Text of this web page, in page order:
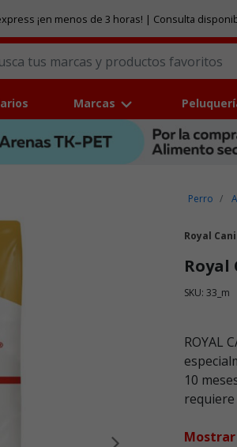
¡en menos de 3 horas! | Consulta
Marcas
Perro
Royal
SKU: 33_m
ROYAL
10
requiere
Mostrar